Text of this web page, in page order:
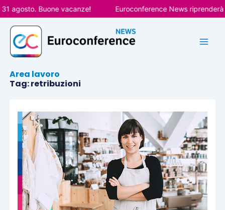
Vai
al
contenuto
Buone vacanze! Euroconference News riprenderà le
Area lavoro
Tag: retribuzioni